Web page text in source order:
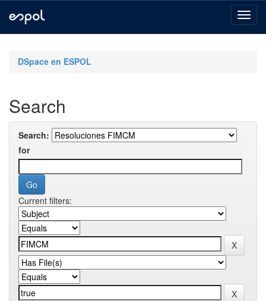
navigationDSpace en ESPOL
Search
Search:
for
Current filters: